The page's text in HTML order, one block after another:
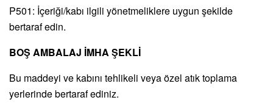
P501: İçeriği/kabı ilgili yönetmeliklere uygun şekilde
bertaraf edin.
BOŞ AMBALAJ İMHA ŞEKLİ
Bu maddeyi ve kabını tehlikeli veya özel atık toplama
yerlerinde bertaraf ediniz.